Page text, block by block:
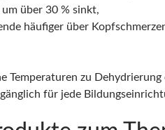
über 30 % sinkt,
häufiger über
Temperaturen zu
für jede